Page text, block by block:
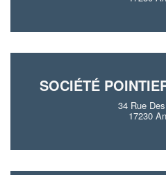
SOCIÉTÉ
34 Rue
17230